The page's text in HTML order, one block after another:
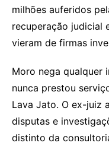
milhões auferidos
recuperação judicial
vieram de firmas
Moro nega qualquer
nunca prestou
Lava Jato. O ex-juiz
disputas e
distinto da